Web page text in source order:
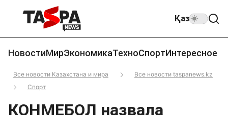
Қаз
НовостиМирЭкономикаТехноСпортИнтересное
Все новости Казахстана и мира
Все новости taspanews.kz
Спорт
КОНМЕБОЛ назвала